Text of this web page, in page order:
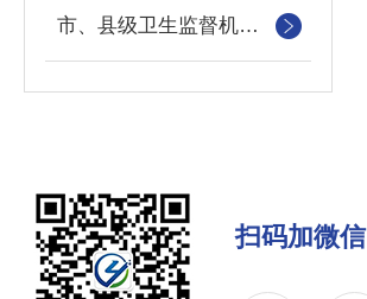
市、县级卫生监督机构体系建设主要装备配置
扫码加微信